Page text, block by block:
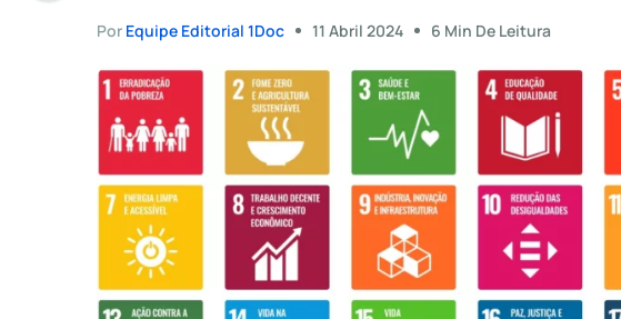
Por Equipe Editorial 1Doc 11 Abril 2024 6 Min De Leitura